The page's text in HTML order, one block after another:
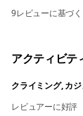
9レビューに基づく
アクティビテ
クライミング, カ
レビュアーに好評